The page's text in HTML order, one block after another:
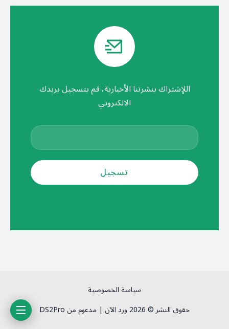
اللإشتراك بنشرتنا الأخبارية، قم بتسجيل بريدك
الالكتروني
سياسة الخصوصية
حقوق النشر © 2026 ورد الآن | مدعوم من DS2Pro